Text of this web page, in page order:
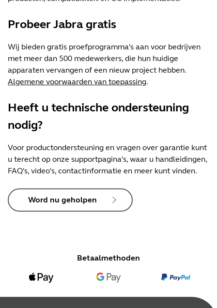
Probeer Jabra gratis
Wij bieden gratis proefprogramma's aan voor bedrijven
met meer dan 500 medewerkers, die hun huidige
apparaten vervangen of een nieuw project hebben.
Algemene voorwaarden van toepassing.
Heeft u technische ondersteuning
nodig?
Voor productondersteuning en vragen over garantie kunt
u terecht op onze supportpagina's, waar u handleidingen,
FAQ's, video's, contactinformatie en meer kunt vinden.
Word nu geholpen
Betaalmethoden